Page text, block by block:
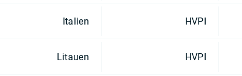
Italien HVPI
Litauen HVPI